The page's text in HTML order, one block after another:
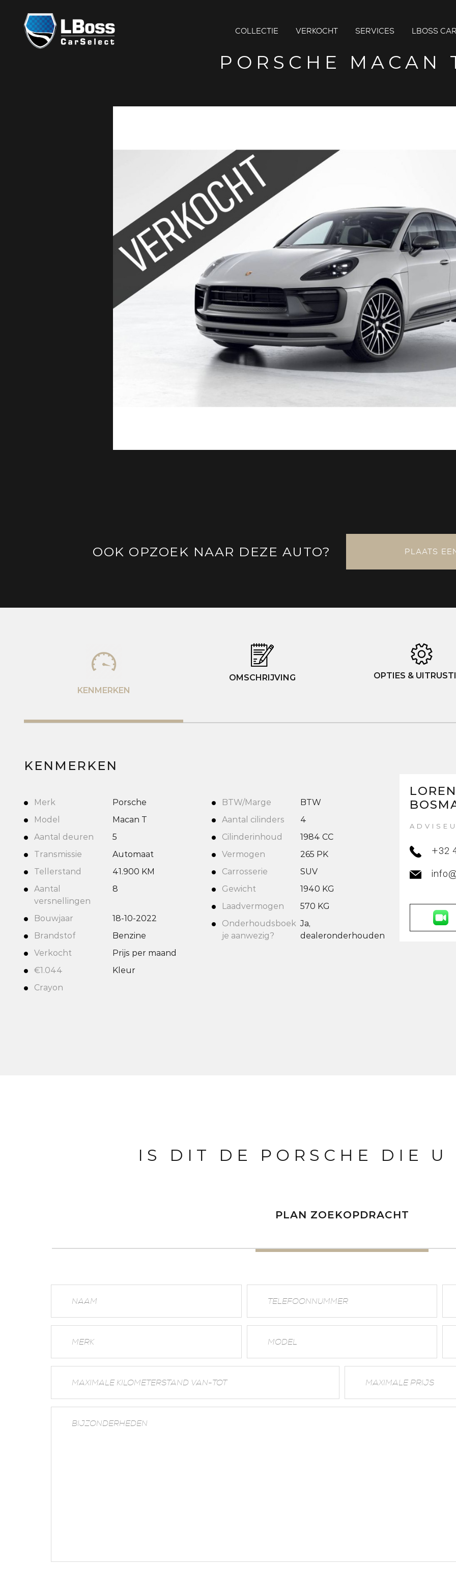
COLLECTIE VERKOCHT SERVICES LBOSS
PORSCHE MACAN
OOK OPZOEK NAAR DEZE AUTO? PLAATS
KENMERKEN
OMSCHRIJVING OPTIES &
KENMERKEN
Merk
Porsche
Model
Macan T
Aantal deuren
5
Transmissie
Automaat
Tellerstand
41.900 KM
Aantal
versnellingen
8
Bouwjaar
18-10-2022
Brandstof
Benzine
Verkocht
Prijs per maand
€1.044
Kleur
Crayon
BTW/Marge
BTW
Aantal cilinders
4
Cilinderinhoud
1984 CC
Vermogen
265 PK
Carrosserie
SUV
Gewicht
1940 KG
Laadvermogen
570 KG
Onderhoudsboek
je aanwezig?
Ja,
dealeronderhouden
+32
IS DIT DE PORSCHE DIE U
PLAN ZOEKOPDRACHT